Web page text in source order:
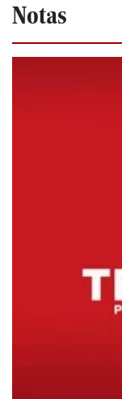
Notas